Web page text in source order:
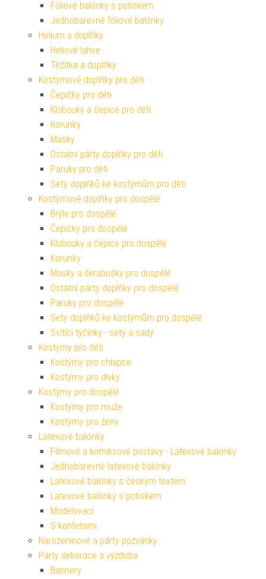
Fóliové balónky s potiskem
Jednobarevné fóliové balónky
Helium a doplňky
Heliové lahve
Těžítka a doplňky
Kostýmové doplňky pro děti
Čepičky pro děti
Klobouky a čepice pro děti
Korunky
Masky
Ostatní párty doplňky pro děti
Paruky pro děti
Sety doplňků ke kostýmům pro děti
Kostýmové doplňky pro dospělé
Brýle pro dospělé
Čepičky pro dospělé
Klobouky a čepice pro dospělé
Korunky
Masky a škrabošky pro dospělé
Ostatní párty doplňky pro dospělé
Paruky pro dospělé
Sety doplňků ke kostýmům pro dospělé
Svítící tyčinky - sety a sady
Kostýmy pro děti
Kostýmy pro chlapce
Kostýmy pro dívky
Kostýmy pro dospělé
Kostýmy pro muže
Kostýmy pro ženy
Latexové balónky
Filmové a komiksové postavy - Latexové balónky
Jednobarevné latexové balónky
Latexové balónky s českým textem
Latexové balónky s potiskem
Modelovací
S konfetami
Narozeninové a párty pozvánky
Párty dekorace a výzdoba
Bannery